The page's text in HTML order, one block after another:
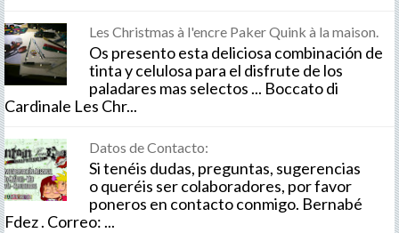
Les Christmas à l'encre Paker Quink à la maison.
Os presento esta deliciosa combinación de
tinta y celulosa para el disfrute de los
paladares mas selectos ... Boccato di
Cardinale Les Chr...
Datos de Contacto:
Si tenéis dudas, preguntas, sugerencias
o queréis ser colaboradores, por favor
poneros en contacto conmigo. Bernabé
Fdez . Correo: ...